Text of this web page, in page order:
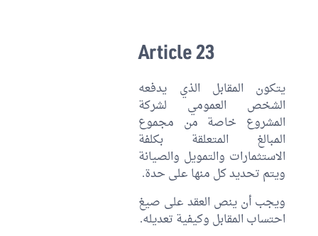
Article 23
يتكون المقابل الذي يدفعه
الشخص العمومي لشركة
المشروع خاصة من مجموع
المبالغ المتعلقة بكلفة
الاستثمارات والتمويل والصيانة
ويتم تحديد كل منها على حدة.
ويجب أن ينص العقد على صيغ
احتساب المقابل وكيفية تعديله.